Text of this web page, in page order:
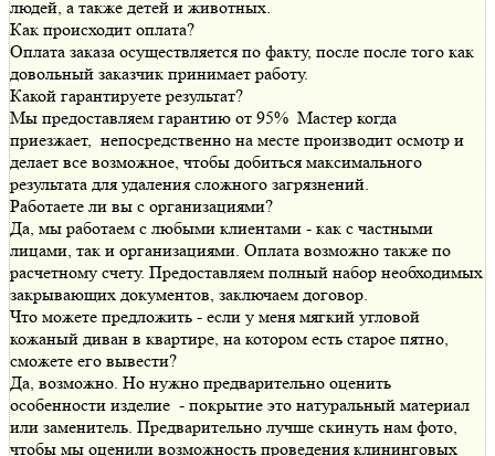
людей, а также детей и животных.
Как происходит оплата?
Оплата заказа осуществляется по факту, после после того как
довольный заказчик принимает работу.
Какой гарантируете результат?
Мы предоставляем гарантию от 95% Мастер когда
приезжает, непосредственно на месте производит осмотр и
делает все возможное, чтобы добиться максимального
результата для удаления сложного загрязнений.
Работаете ли вы с организациями?
Да, мы работаем с любыми клиентами - как с частными
лицами, так и организациями. Оплата возможно также по
расчетному счету. Предоставляем полный набор необходимых
закрывающих документов, заключаем договор.
Что можете предложить - если у меня мягкий угловой
кожаный диван в квартире, на котором есть старое пятно,
сможете его вывести?
Да, возможно. Но нужно предварительно оценить
особенности изделие - покрытие это натуральный материал
или заменитель. Предварительно лучше скинуть нам фото,
чтобы мы оценили возможность проведения клининговых